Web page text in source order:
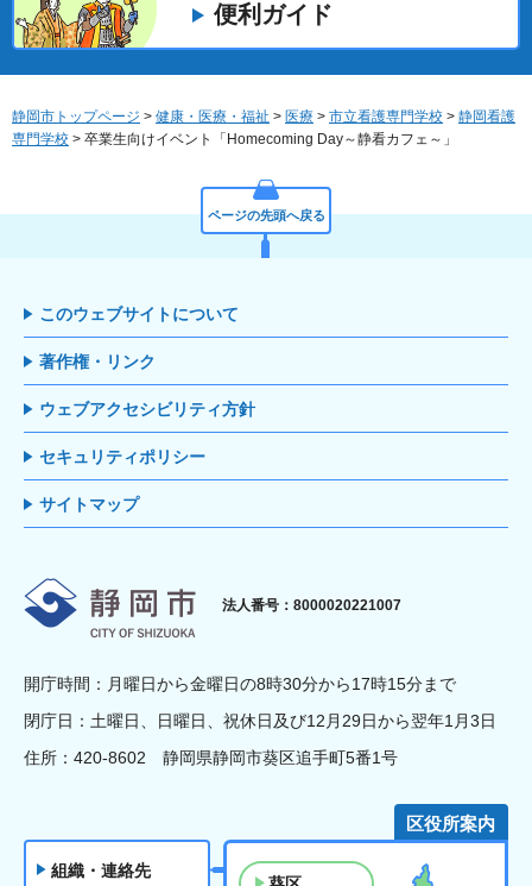
便利ガイド
静岡市トップページ > 健康・医療・福祉 > 医療 > 市立看護専門学校 > 静岡看護
専門学校 > 卒業生向けイベント「Homecoming Day～静看カフェ～」
ページの先頭へ戻る
このウェブサイトについて
著作権・リンク
ウェブアクセシビリティ方針
セキュリティポリシー
サイトマップ
静岡市
法人番号：8000020221007
開庁時間：月曜日から金曜日の8時30分から17時15分まで
閉庁日：土曜日、日曜日、祝休日及び12月29日から翌年1月3日
住所：420-8602 静岡県静岡市葵区追手町5番1号
組織・連絡先
区役所案内